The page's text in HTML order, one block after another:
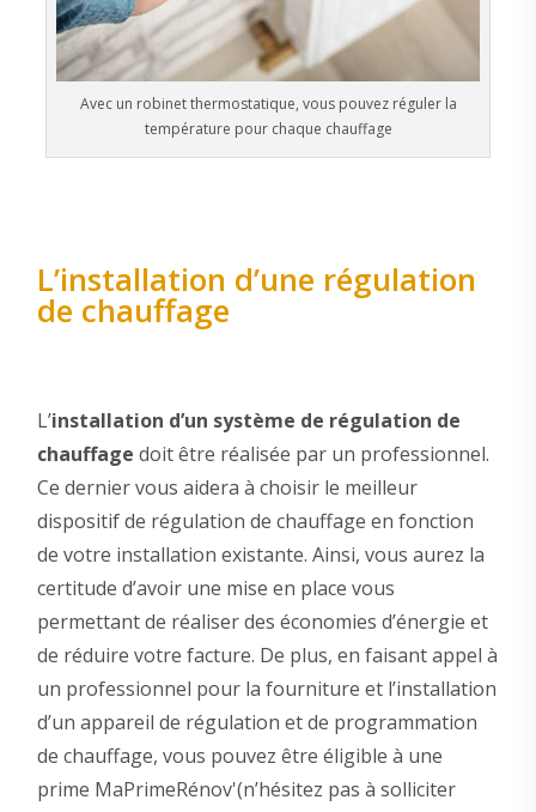
Avec un robinet thermostatique, vous pouvez réguler la
température pour chaque chauffage
L’installation d’une régulation
de chauffage
L’installation d’un système de régulation de
chauffage doit être réalisée par un professionnel.
Ce dernier vous aidera à choisir le meilleur
dispositif de régulation de chauffage en fonction
de votre installation existante. Ainsi, vous aurez la
certitude d’avoir une mise en place vous
permettant de réaliser des économies d’énergie et
de réduire votre facture. De plus, en faisant appel à
un professionnel pour la fourniture et l’installation
d’un appareil de régulation et de programmation
de chauffage, vous pouvez être éligible à une
prime MaPrimeRénov'(n’hésitez pas à solliciter